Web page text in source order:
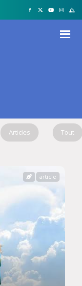
Articles Tout
article